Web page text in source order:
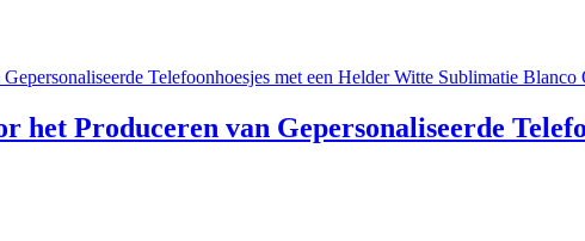
het Produceren van Gepersonaliseerde